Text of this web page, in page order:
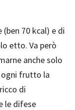
70 kcal) e di
etto. Va però
anche solo
ogni frutto la
di
le difese